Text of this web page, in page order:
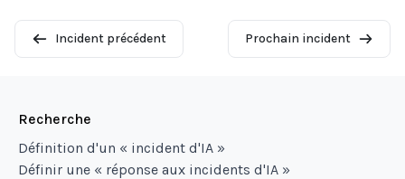
Incident précédent Prochain incident
Recherche
Définition d'un « incident d'IA »
Définir une « réponse aux incidents d'IA »